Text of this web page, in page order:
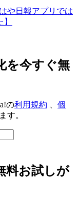
や日報アプリでは
を今すぐ無
の利用規約
個
す。
料お試しが